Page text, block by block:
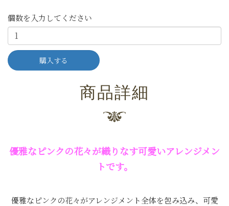
個数を入力してください
商品詳細
優雅なピンクの花々が織りなす可愛いアレンジメン
トです。
優雅なピンクの花々がアレンジメント全体を包み込み、可愛